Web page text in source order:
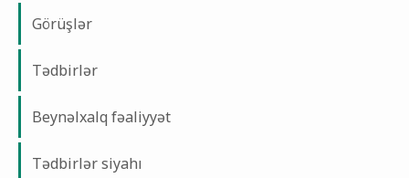
Görüşlər
Tədbirlər
Beynəlxalq fəaliyyət
Tədbirlər siyahı